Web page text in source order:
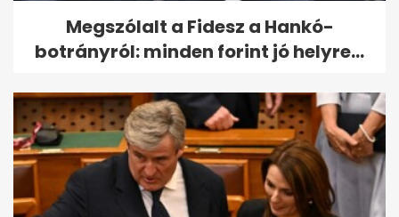
Megszólalt a Fidesz a Hankó-
botrányról: minden forint jó helyre...